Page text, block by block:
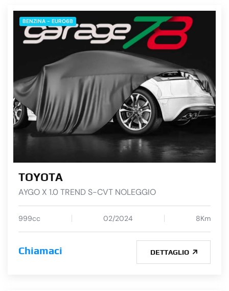
BENZINA - EURO6B
TOYOTA
AYGO X 1.0 TREND S-CVT NOLEGGIO
999cc 02/2024 8Km
Chiamaci DETTAGLIO